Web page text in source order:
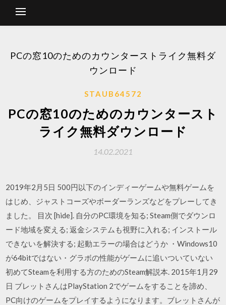
PCの窓10のためのカウンターストライク無料ダ
ウンロード
STAUB64572
PCの窓10のためのカウンタースト
ライク無料ダウンロード
14.02.2021
2019年2月5日 500円以下のインディーゲームや無料ゲームを
はじめ、ジャストコーズやボーダーランズなどをプレーしてき
ました。 目次 [hide]. 自分のPC環境を知る; Steam側でダウンロ
ード地域を変える; 返金システムも視野に入れる; インストール
できないを解決する; 起動エラーの場合はどうか ・Windows10
が64bitではない・グラボの性能がゲームに追いついていない
初めてSteamを利用する方のためのSteam解説本. 2015年1月29
日 ブレットさんはPlayStation 2でゲームをすることを諦め、
PC向けのゲームをプレイするようになります。ブレットさんが